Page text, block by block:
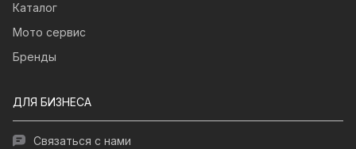
Каталог
Мото сервис
Бренды
ДЛЯ БИЗНЕСА
Связаться с нами